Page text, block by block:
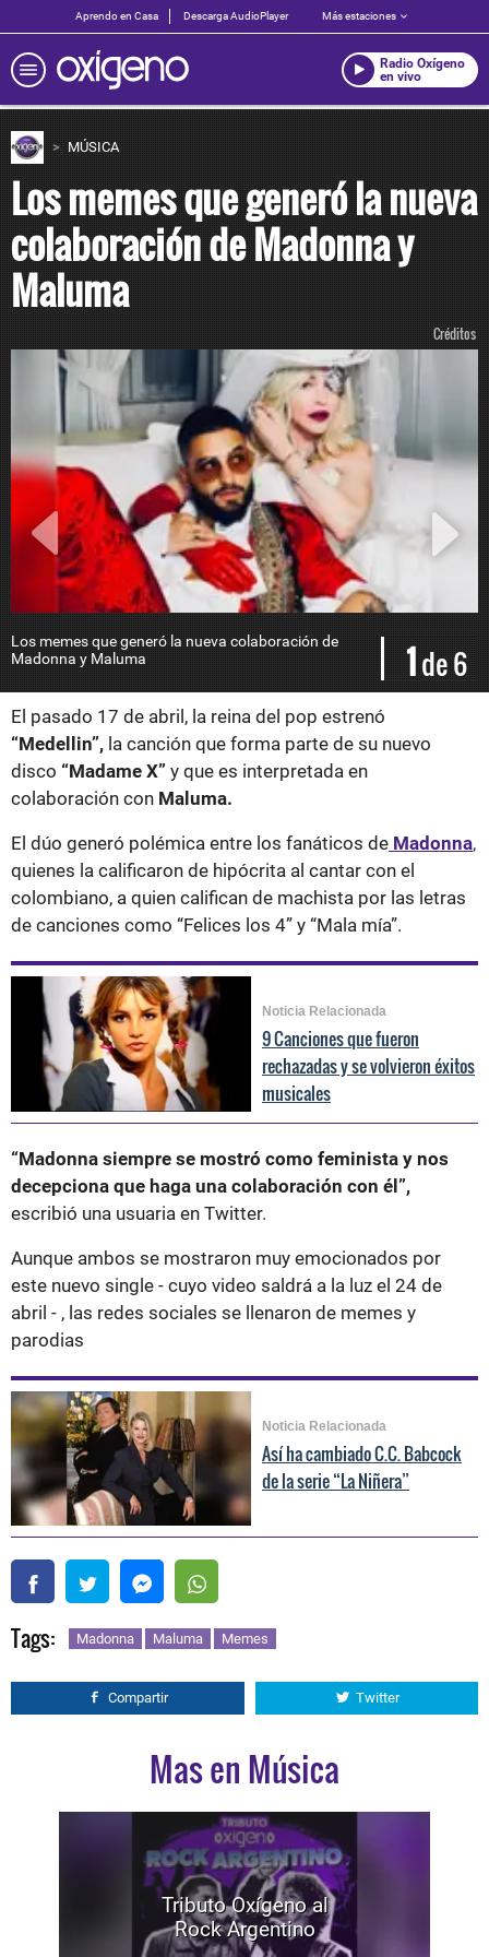
Aprendo en Casa Descarga AudioPlayer Más estaciones
Radio Oxígeno
en vivo
MÚSICA
Los memes que generó la nueva
colaboración de Madonna y
Maluma
Créditos
Los memes que generó la nueva colaboración de
Madonna y Maluma
1de 6
El pasado 17 de abril, la reina del pop estrenó
“Medellin”, la canción que forma parte de su nuevo
disco “Madame X” y que es interpretada en
colaboración con Maluma.
El dúo generó polémica entre los fanáticos de Madonna,
quienes la calificaron de hipócrita al cantar con el
colombiano, a quien califican de machista por las letras
de canciones como “Felices los 4” y “Mala mía”.
Noticia Relacionada
9 Canciones que fueron
rechazadas y se volvieron éxitos
musicales
“Madonna siempre se mostró como feminista y nos
decepciona que haga una colaboración con él”,
escribió una usuaria en Twitter.
Aunque ambos se mostraron muy emocionados por
este nuevo single - cuyo video saldrá a la luz el 24 de
abril - , las redes sociales se llenaron de memes y
parodias
Noticia Relacionada
Así ha cambiado C.C. Babcock
de la serie “La Niñera”
Tags: Madonna Maluma Memes
Compartir Twitter
Mas en Música
Tributo Oxígeno al
Rock Argentino